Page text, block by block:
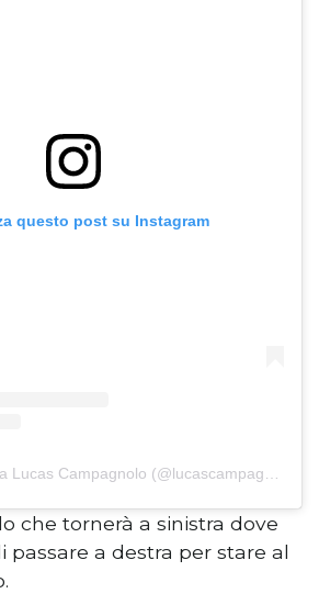
questo post su Instagram
Un post condiviso da Lucas Campagnolo (@lucascampagnolo)
che tornerà a sinistra dove
passare a destra per stare al